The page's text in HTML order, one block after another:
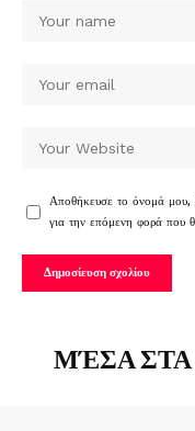
Αποθήκευσε το όνομά μου,
για την επόμενη φορά που
ΜΈΣΑ ΣΤΑ